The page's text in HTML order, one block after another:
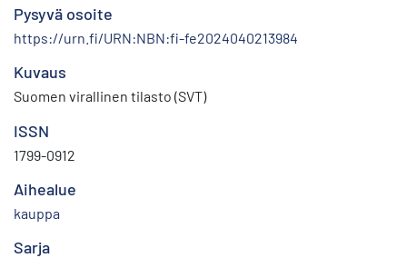
Pysyvä osoite
https://urn.fi/URN:NBN:fi-fe2024040213984
Kuvaus
Suomen virallinen tilasto (SVT)
ISSN
1799-0912
Aihealue
kauppa
Sarja